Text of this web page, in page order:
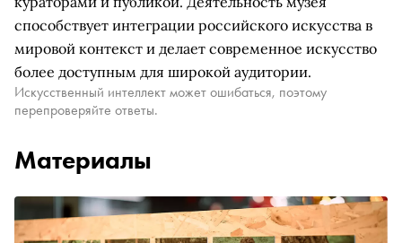
способствует интеграции российского искусства в
мировой контекст и делает современное искусство
более доступным для широкой аудитории.
Искусственный интеллект может ошибаться, поэтому
перепроверяйте ответы.
Материалы